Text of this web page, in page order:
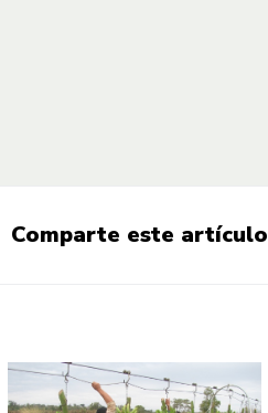
Comparte este artículo